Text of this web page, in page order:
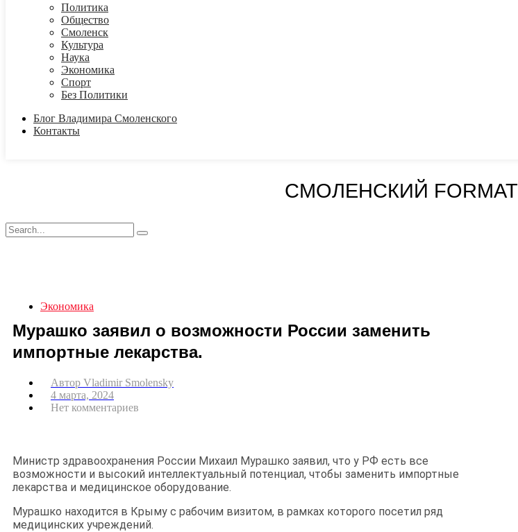
Политика
Общество
Смоленск
Культура
Наука
Экономика
Спорт
Без Политики
Блог Владимира Смоленского
Контакты
СМОЛЕНСКИЙ FORMAT
Экономика
Мурашко заявил о возможности России заменить
импортные лекарства.
Автор Vladimir Smolensky
4 марта, 2024
Нет комментариев
Министр здравоохранения России Михаил Мурашко заявил, что у РФ есть все
возможности и высокий интеллектуальный потенциал, чтобы заменить импортные
лекарства и медицинское оборудование.
Мурашко находится в Крыму с рабочим визитом, в рамках которого посетил ряд
медицинских учреждений.